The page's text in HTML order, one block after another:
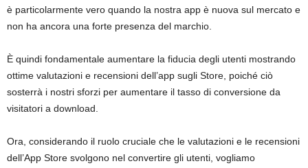
è particolarmente vero quando la nostra app è nuova sul mercato e
non ha ancora una forte presenza del marchio.
È quindi fondamentale aumentare la fiducia degli utenti mostrando
ottime valutazioni e recensioni dell’app sugli Store, poiché ciò
sosterrà i nostri sforzi per aumentare il tasso di conversione da
visitatori a download.
Ora, considerando il ruolo cruciale che le valutazioni e le recensioni
dell’App Store svolgono nel convertire gli utenti, vogliamo